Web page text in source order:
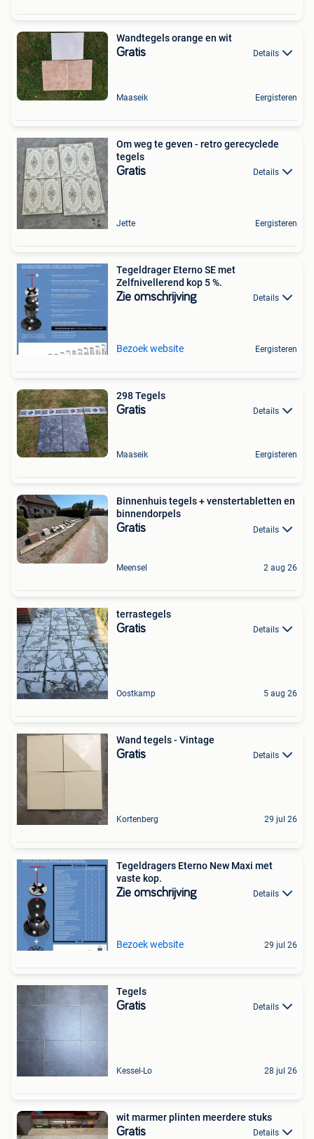
Wandtegels orange en wit
Gratis Details
Maaseik Eergisteren
Om weg te geven - retro gerecyclede
tegels
Gratis Details
Jette Eergisteren
Tegeldrager Eterno SE met
Zelfnivellerend kop 5 %.
Zie omschrijving Details
Bezoek website Eergisteren
298 Tegels
Gratis Details
Maaseik Eergisteren
Binnenhuis tegels + venstertabletten en
binnendorpels
Gratis Details
Meensel 2 aug 26
terrastegels
Gratis Details
Oostkamp 5 aug 26
Wand tegels - Vintage
Gratis Details
Kortenberg 29 jul 26
Tegeldragers Eterno New Maxi met
vaste kop.
Zie omschrijving Details
Bezoek website 29 jul 26
Tegels
Gratis Details
Kessel-Lo 28 jul 26
wit marmer plinten meerdere stuks
Gratis Details